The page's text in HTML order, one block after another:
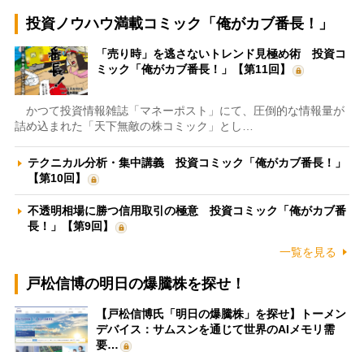
投資ノウハウ満載コミック「俺がカブ番長！」
「売り時」を逃さないトレンド見極め術 投資コ
ミック「俺がカブ番長！」【第11回】
かつて投資情報雑誌「マネーポスト」にて、圧倒的な情報量が
詰め込まれた「天下無敵の株コミック」とし…
テクニカル分析・集中講義 投資コミック「俺がカブ番長！」
【第10回】
不透明相場に勝つ信用取引の極意 投資コミック「俺がカブ番
長！」【第9回】
一覧を見る
戸松信博の明日の爆騰株を探せ！
【戸松信博氏「明日の爆騰株」を探せ】トーメン
デバイス：サムスンを通じて世界のAIメモリ需
要…